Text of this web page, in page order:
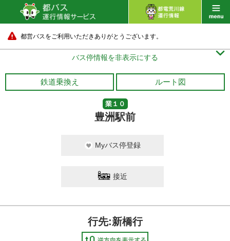
都営バスをご利用いただきありがとうございます。
バス停情報を非表示にする 
鉄道乗換え ルート図
業１０
豊洲駅前
Myバス停登録
接近
行先:新橋行